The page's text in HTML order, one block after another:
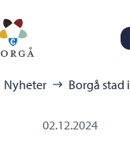
Nyheter Borgå stad
02.12.2024